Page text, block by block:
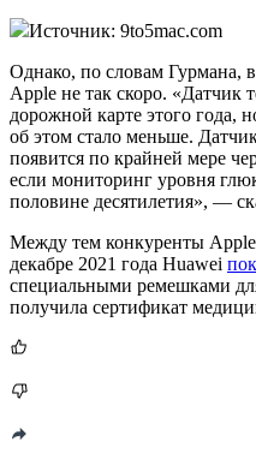
Источник: 9to5mac.com
Однако, по словам Гурмана,
Apple не так скоро. «Датчик
дорожной карте этого года,
об этом стало меньше.
появится по крайней мере
если мониторинг уровня
половине десятилетия», —
Между тем конкуренты
декабре 2021 года Huawei
специальными ремешками
получила сертификат